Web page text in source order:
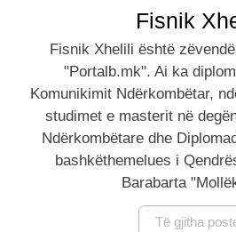
Fisnik
Fisnik Xhelili është
"Portalb.mk". Ai ka
Komunikimit Ndërkombëtar,
studimet e masterit në
Ndërkombëtare dhe
bashkëthemelues i
Barabarta
Të gjitha